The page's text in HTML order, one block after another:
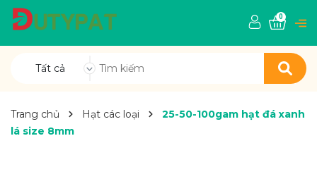
Tất cả
0
Trang chủ Hạt các loại
25-50-100gam hạt đá xanh
lá size 8mm